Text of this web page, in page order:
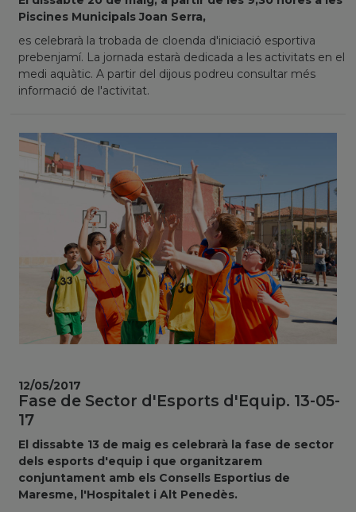
Piscines Municipals Joan Serra,
es celebrarà la trobada de cloenda d'iniciació esportiva
prebenjamí. La jornada estarà dedicada a les activitats en el
medi aquàtic. A partir del dijous podreu consultar més
informació de l'activitat.
Fase de Sector d'Esports d'Equip. 13-05-
17
El dissabte 13 de maig es celebrarà la fase de sector
dels esports d'equip i que organitzarem
conjuntament amb els Consells Esportius de
Maresme, l'Hospitalet i Alt Penedès.
12/05/2017